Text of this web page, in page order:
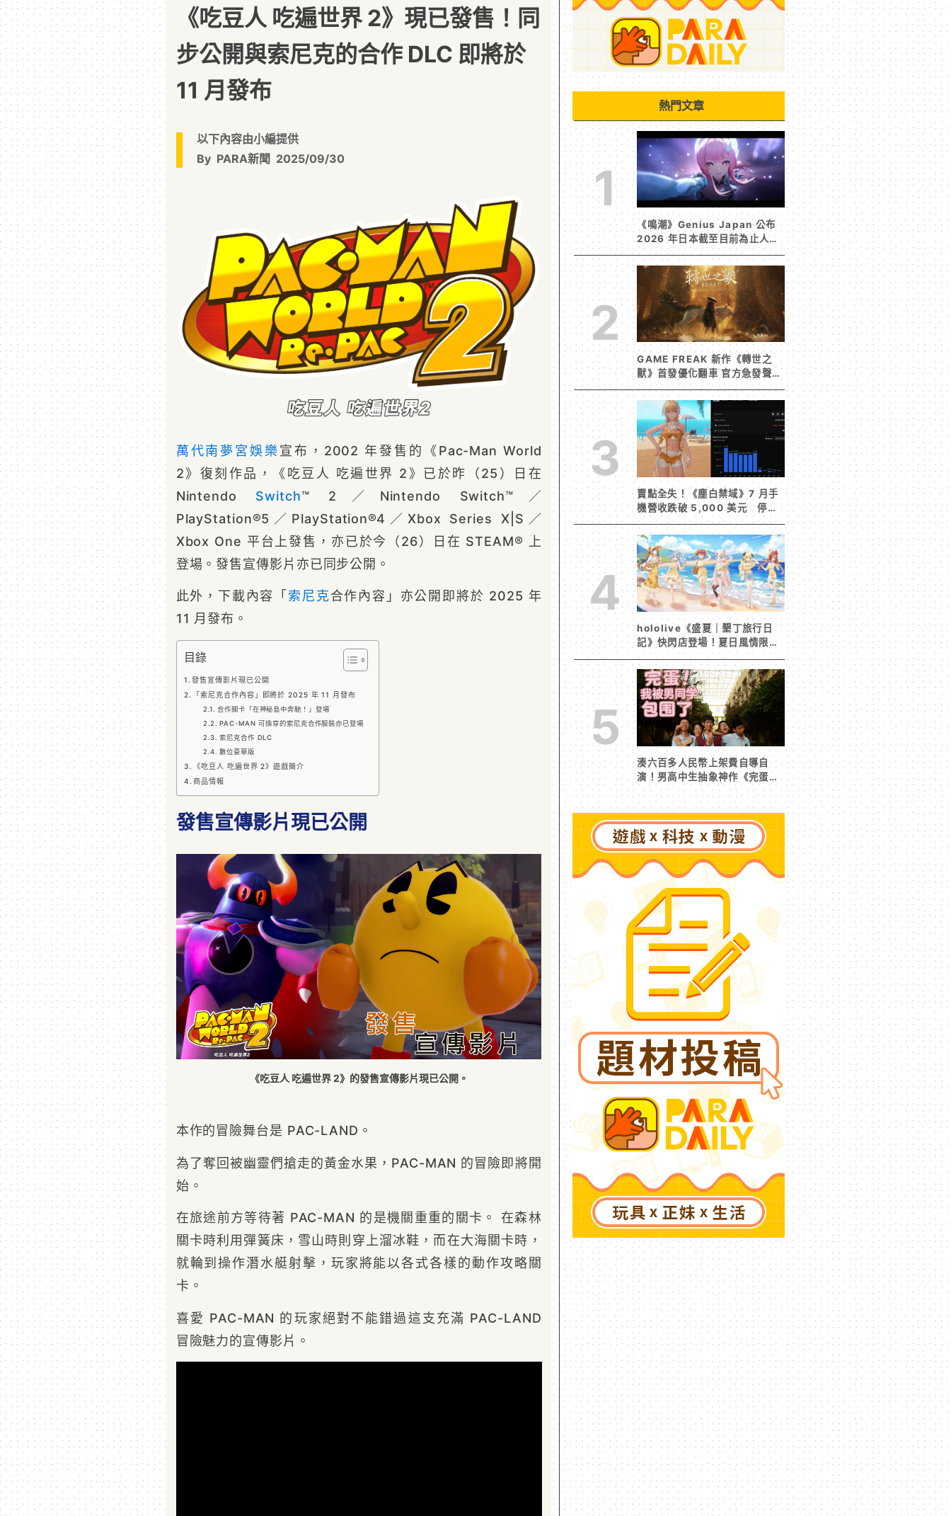
《吃豆人 吃遍世界 2》現已發售！同
步公開與索尼克的合作 DLC 即將於
11 月發布
以下內容由小編提供
By PARA新聞 2025/09/30
萬代南夢宮娛樂 宣布，2002 年發售的《Pac-Man World
2》復刻作品，《吃豆人 吃遍世界 2》已於昨（25）日在
Nintendo Switch™ 2／Nintendo Switch™／
PlayStation®5／PlayStation®4／Xbox Series X|S／
Xbox One 平台上發售，亦已於今（26）日在 STEAM® 上
登場。發售宣傳影片亦已同步公開。
此外，下載內容「 索尼克合作內容」亦公開即將於 2025 年
11 月發布。
目錄
發售宣傳影片現已公開
「索尼克合作內容」即將於 2025 年 11 月發布
合作關卡「在神秘島中奔馳！」登場
PAC-MAN 可換穿的索尼克合作服裝亦已登場
索尼克合作 DLC
數位豪華版
《吃豆人 吃遍世界 2》遊戲簡介
商品情報
發售宣傳影片現已公開
《吃豆人 吃遍世界 2》的發售宣傳影片現已公開。
本作的冒險舞台是 PAC-LAND。
為了奪回被幽靈們搶走的黃金水果，PAC-MAN 的冒險即將開
始。
在旅途前方等待著 PAC-MAN 的是機關重重的關卡。 在森林
關卡時利用彈簧床，雪山時則穿上溜冰鞋，而在大海關卡時，
就輪到操作潛水艇射擊，玩家將能以各式各樣的動作攻略關
卡。
喜愛 PAC-MAN 的玩家絕對不能錯過這支充滿 PAC-LAND
冒險魅力的宣傳影片。
熱門文章
1
《鳴潮》Genius Japan 公布
2026 年日本截至目前為止人氣
歌單《遠航星的告別》&《自無
垠處歸航之星》入榜
2
GAME FREAK 新作《轉世之
獸》首發優化翻車 官方急發聲明
承諾提供大量更新彌補
3
賣點全失！《塵白禁域》7 月手
機營收跌破 5,000 美元 停服
整改後玩家大量流失
4
hololive《盛夏｜墾丁旅行日
記》快閃店登場！夏日風情限定
周邊首度公開
5
湊六百多人民幣上架費自導自
演！男高中生抽象神作《完蛋！
我被男同學包圍了》突然爆紅